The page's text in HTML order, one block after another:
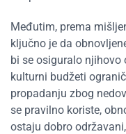
Međutim, prema
ključno je da
bi se osiguralo njihovo
kulturni budžeti
propadanju zbog
se pravilno koriste,
ostaju dobro